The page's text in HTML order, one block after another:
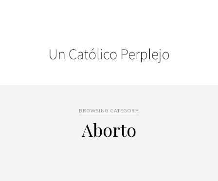
BROWSING CATEGORY
Aborto